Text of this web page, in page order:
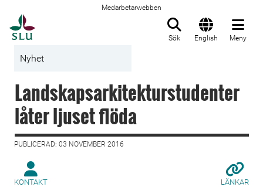
Medarbetarwebben
Sök English Meny
Nyhet
Landskapsarkitekturstudenter
låter ljuset flöda
PUBLICERAD: 03 NOVEMBER 2016
KONTAKT LÄNKAR